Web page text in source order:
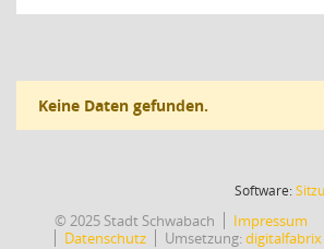
Keine Daten gefunden.
Software:
© 2025 Stadt Schwabach
Impressum
Datenschutz
Umsetzung:digitalfabrix